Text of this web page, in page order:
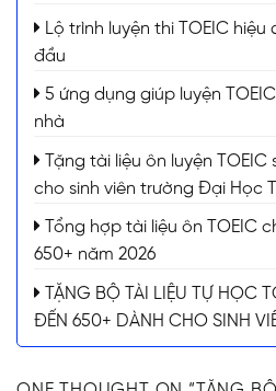
Lộ trình luyện thi TOEIC
đầu
5 ứng dụng giúp luyện
nhà
Tặng tài liệu ôn luyện
cho sinh viên trường Đại Học
Tổng hợp tài liệu ôn TOEIC
650+ năm 2026
TẶNG BỘ TÀI LIỆU TỰ HỌC
ĐẾN 650+ DÀNH CHO SINH